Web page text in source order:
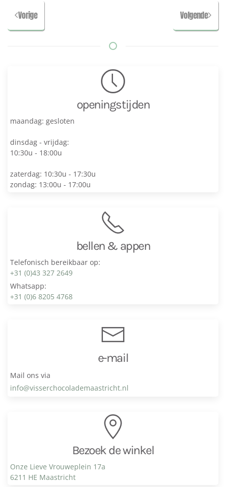
Vorige Volgende
openingstijden
maandag: gesloten
dinsdag - vrijdag:
10:30u - 18:00u
zaterdag: 10:30u - 17:30u
zondag: 13:00u - 17:00u
bellen & appen
Telefonisch bereikbaar op:
+31 (0)43 327 2649
Whatsapp:
+31 (0)6 8205 4768
e-mail
Mail ons via
info@visser­chocolade­maastricht.nl
Bezoek de winkel
Onze Lieve Vrouweplein 17a
6211 HE Maastricht